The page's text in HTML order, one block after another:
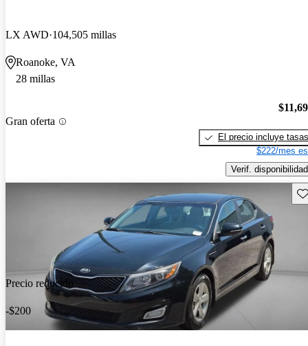
LX AWD 104,505 millas
Roanoke, VA
28 millas
Gran oferta
El precio incluye tasas
$222/mes
Verif. disponibilidad
Precio reducido
-$200